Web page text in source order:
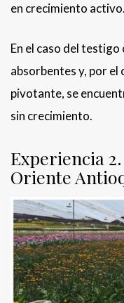
en crecimiento activo.
En el caso del
absorbentes y, por
pivotante, se
sin crecimiento.
Experiencia 2.
Oriente